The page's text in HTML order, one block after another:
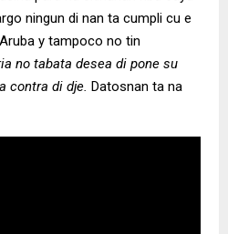
ningun di nan ta cumpli cu e
y tampoco no tin
no tabata desea di pone su
contra di dje. Datosnan ta na